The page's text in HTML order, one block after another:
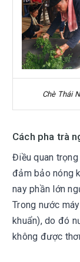
Chè Thái
Cách pha trà
Điều quan
đảm bảo nóng
nay phần lớn
Trong nước
khuẩn), do đó
không được